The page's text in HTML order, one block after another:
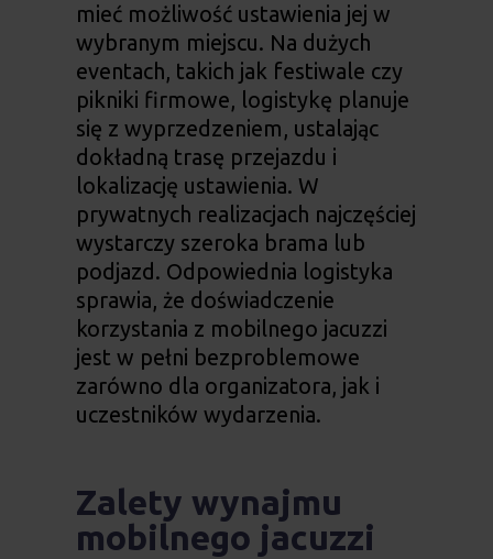
mieć możliwość ustawienia jej w
wybranym miejscu. Na dużych
eventach, takich jak festiwale czy
pikniki firmowe, logistykę planuje
się z wyprzedzeniem, ustalając
dokładną trasę przejazdu i
lokalizację ustawienia. W
prywatnych realizacjach najczęściej
wystarczy szeroka brama lub
podjazd. Odpowiednia logistyka
sprawia, że doświadczenie
korzystania z mobilnego jacuzzi
jest w pełni bezproblemowe
zarówno dla organizatora, jak i
uczestników wydarzenia.
Zalety wynajmu
mobilnego jacuzzi